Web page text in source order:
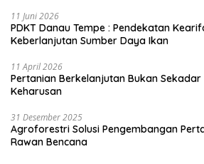
11 Juni 2026
PDKT Danau Tempe : Pendekatan
Keberlanjutan Sumber Daya Ikan
11 April 2026
Pertanian Berkelanjutan Bukan Sekadar
Keharusan
31 Desember 2025
Agroforestri Solusi Pengembangan
Rawan Bencana